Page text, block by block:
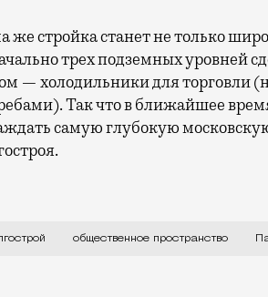
же стройка станет не только
трех подземных уровней
— холодильники для торговли
Так что в ближайшее
самую глубокую
из самых долгих московских
общественное пространство